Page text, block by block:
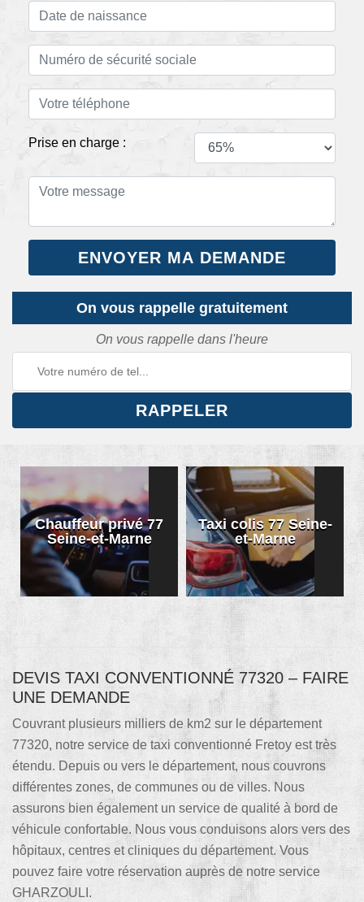
Prise en charge :
On vous rappelle gratuitement
On vous rappelle dans l'heure
Chauffeur privé 77
Seine-et-Marne
Taxi colis 77 Seine-
et-Marne
DEVIS TAXI CONVENTIONNÉ 77320 – FAIRE
UNE DEMANDE
Couvrant plusieurs milliers de km2 sur le département
77320, notre service de taxi conventionné Fretoy est très
étendu. Depuis ou vers le département, nous couvrons
différentes zones, de communes ou de villes. Nous
assurons bien également un service de qualité à bord de
véhicule confortable. Nous vous conduisons alors vers des
hôpitaux, centres et cliniques du département. Vous
pouvez faire votre réservation auprès de notre service
GHARZOULI.